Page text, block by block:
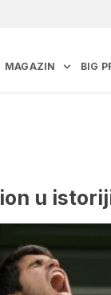
MAGAZIN BIG
u